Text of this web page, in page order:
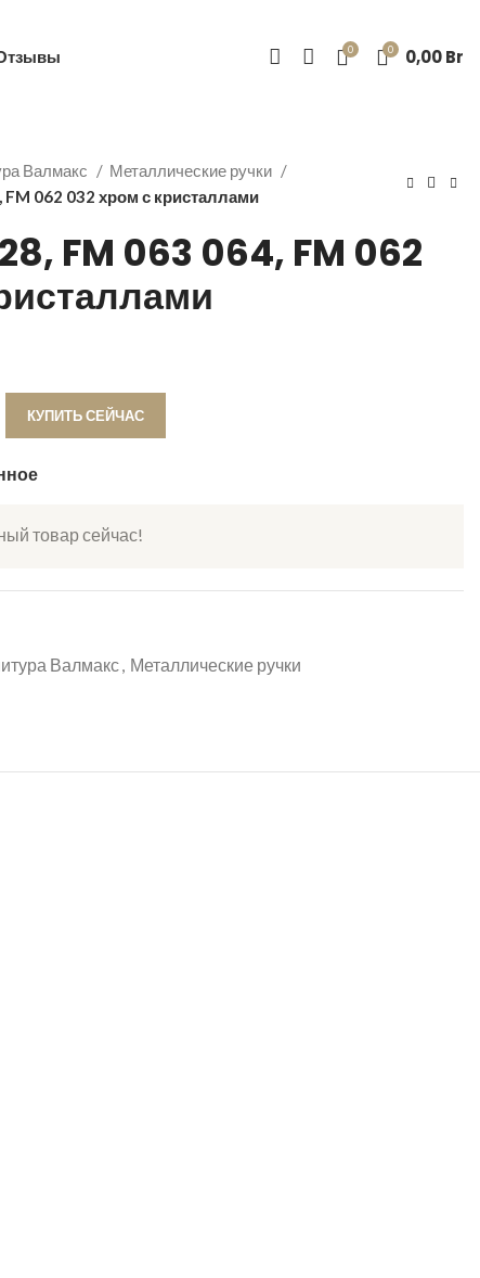
0 0 0,00Br
Валмакс
Металлические ручки
FM 062 032 хром с кристаллами
FM 063 064, FM 062
КУПИТЬ СЕЙЧАС
товар сейчас!
Валмакс, Металлические ручки